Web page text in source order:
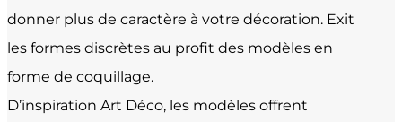
donner plus de caractère à votre décoration. Exit
les formes discrètes au profit des modèles en
forme de coquillage.
D’inspiration Art Déco, les modèles offrent